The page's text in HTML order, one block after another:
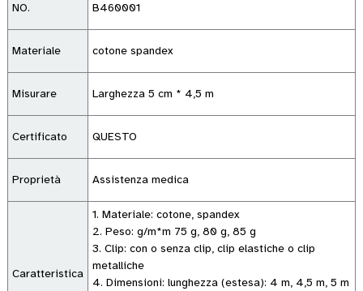
NO. B460001
Materiale cotone spandex
Misurare Larghezza 5 cm * 4,5 m
Certificato QUESTO
Proprietà Assistenza medica
Caratteristica
1. Materiale: cotone, spandex
2. Peso: g/m*m 75 g, 80 g, 85 g
3. Clip: con o senza clip, clip elastiche o clip
metalliche
4. Dimensioni: lunghezza (estesa): 4 m, 4,5 m, 5 m